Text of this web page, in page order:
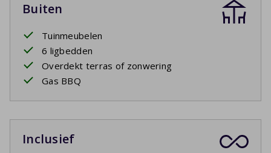
Buiten
Tuinmeubelen
6 ligbedden
Overdekt terras of zonwering
Gas BBQ
Inclusief